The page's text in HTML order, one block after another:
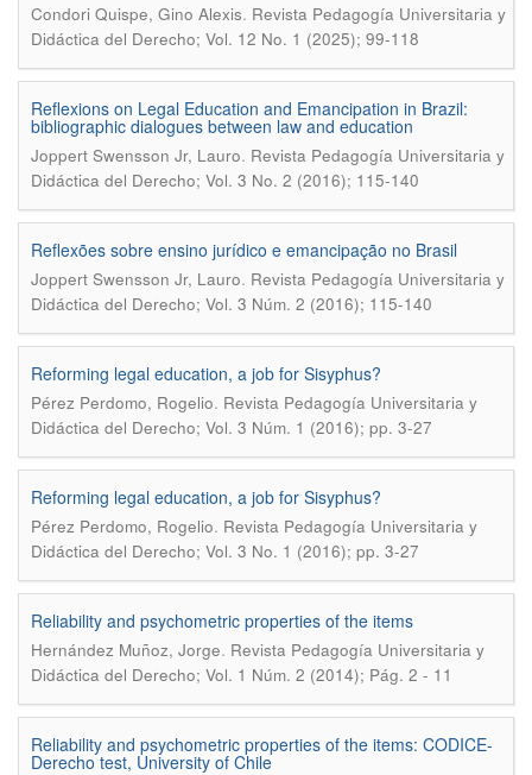
Condori Quispe, Gino Alexis. Revista Pedagogía Universitaria y
Didáctica del Derecho; Vol. 12 No. 1 (2025); 99-118
Reflexions on Legal Education and Emancipation in Brazil:
bibliographic dialogues between law and education
Joppert Swensson Jr, Lauro. Revista Pedagogía Universitaria y
Didáctica del Derecho; Vol. 3 No. 2 (2016); 115-140
Reflexões sobre ensino jurídico e emancipação no Brasil
Joppert Swensson Jr, Lauro. Revista Pedagogía Universitaria y
Didáctica del Derecho; Vol. 3 Núm. 2 (2016); 115-140
Reforming legal education, a job for Sisyphus?
Pérez Perdomo, Rogelio. Revista Pedagogía Universitaria y
Didáctica del Derecho; Vol. 3 Núm. 1 (2016); pp. 3-27
Reforming legal education, a job for Sisyphus?
Pérez Perdomo, Rogelio. Revista Pedagogía Universitaria y
Didáctica del Derecho; Vol. 3 No. 1 (2016); pp. 3-27
Reliability and psychometric properties of the items
Hernández Muñoz, Jorge. Revista Pedagogía Universitaria y
Didáctica del Derecho; Vol. 1 Núm. 2 (2014); Pág. 2 - 11
Reliability and psychometric properties of the items: CODICE-
Derecho test, University of Chile